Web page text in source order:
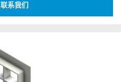
联系我们